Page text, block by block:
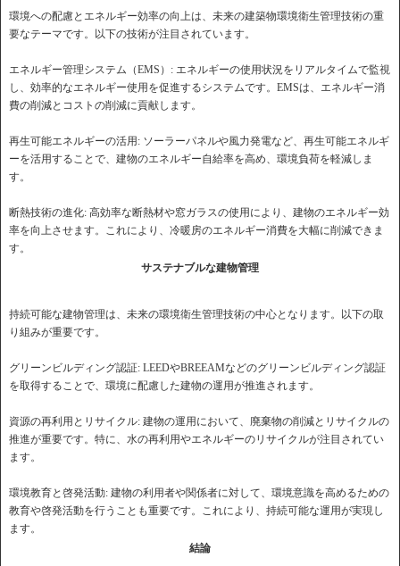
環境への配慮とエネルギー効率の向上は、未来の建築物環境衛生管理技術の重
要なテーマです。以下の技術が注目されています。
エネルギー管理システム（EMS）: エネルギーの使用状況をリアルタイムで監視
し、効率的なエネルギー使用を促進するシステムです。EMSは、エネルギー消
費の削減とコストの削減に貢献します。
再生可能エネルギーの活用: ソーラーパネルや風力発電など、再生可能エネルギ
ーを活用することで、建物のエネルギー自給率を高め、環境負荷を軽減しま
す。
断熱技術の進化: 高効率な断熱材や窓ガラスの使用により、建物のエネルギー効
率を向上させます。これにより、冷暖房のエネルギー消費を大幅に削減できま
す。
サステナブルな建物管理
持続可能な建物管理は、未来の環境衛生管理技術の中心となります。以下の取
り組みが重要です。
グリーンビルディング認証: LEEDやBREEAMなどのグリーンビルディング認証
を取得することで、環境に配慮した建物の運用が推進されます。
資源の再利用とリサイクル: 建物の運用において、廃棄物の削減とリサイクルの
推進が重要です。特に、水の再利用やエネルギーのリサイクルが注目されてい
ます。
環境教育と啓発活動: 建物の利用者や関係者に対して、環境意識を高めるための
教育や啓発活動を行うことも重要です。これにより、持続可能な運用が実現し
ます。
結論